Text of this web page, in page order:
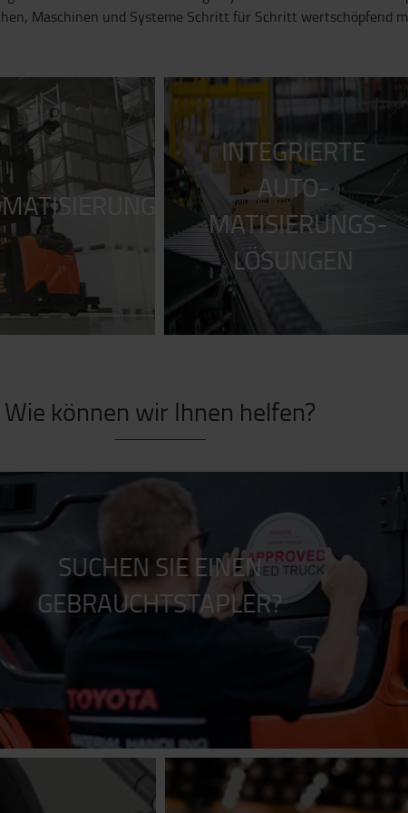
Maschinen und Systeme Schritt für Schritt wertschöpfend
INTEGRIERTE
AUTO-
MATISIERUNGS-
LÖSUNGEN
Wie können wir Ihnen helfen?
SUCHEN SIE EINEN
GEBRAUCHTSTAPLER?